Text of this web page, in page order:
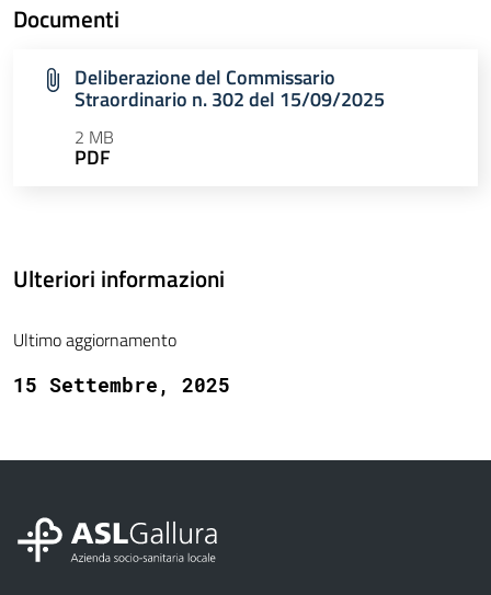
Documenti
Deliberazione del Commissario
Straordinario n. 302 del 15/09/2025
2 MB
PDF
Ulteriori informazioni
Ultimo aggiornamento
15 Settembre, 2025